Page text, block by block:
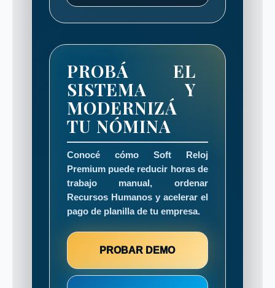
PROBÁ EL
SISTEMA Y
MODERNIZÁ
TU NÓMINA
Conocé cómo Soft Reloj
Premium puede reducir horas de
trabajo manual, ordenar
Recursos Humanos y acelerar el
pago de planilla de tu empresa.
PROBAR DEMO